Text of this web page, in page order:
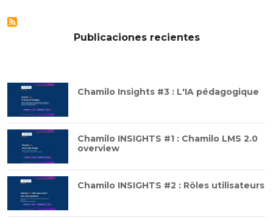
Publicaciones recientes
Chamilo Insights #3 : L'IA pédagogique
Chamilo INSIGHTS #1 : Chamilo LMS 2.0
overview
Chamilo INSIGHTS #2 : Rôles utilisateurs